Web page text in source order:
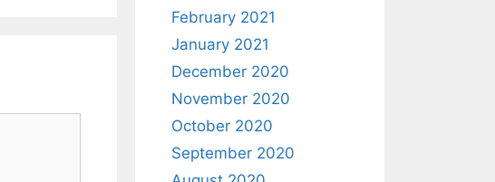
February 2021
January 2021
December 2020
November 2020
October 2020
September 2020